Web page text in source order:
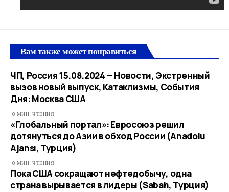
Вам также может понравиться
ЧП, Россия 15.08.2024 — Новости, Экстренный
вызов новый выпуск, Катаклизмы, События
Дня: Москва США
0 МИН. ЧТЕНИЯ
«Глобальный портал»: Евросоюз решил
дотянуться до Азии в обход России (Anadolu
Ajansı, Турция)
0 МИН. ЧТЕНИЯ
Пока США сокращают нефтедобычу, одна
страна вырывается в лидеры (Sabah, Турция)